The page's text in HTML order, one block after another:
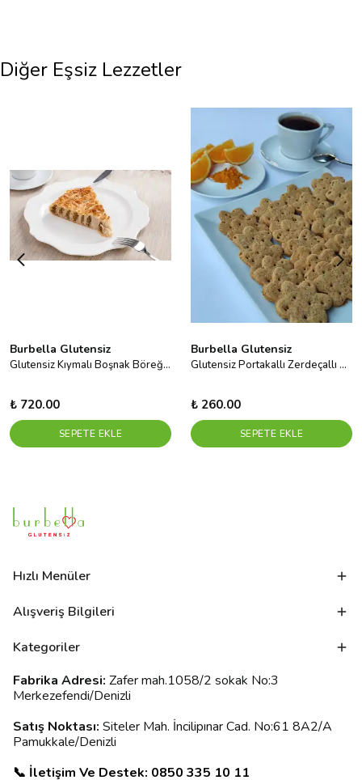
Diğer Eşsiz Lezzetler
Burbella Glutensiz
Glutensiz Kıymalı Boşnak Böreği 400 g
₺ 720.00
SEPETE EKLE
Burbella Glutensiz
Glutensiz Portakallı Zerdeçallı Bisküvi
₺ 260.00
SEPETE EKLE
Hızlı Menüler
Alışveriş Bilgileri
Kategoriler
Fabrika Adresi: Zafer mah.1058/2 sokak No:3
Merkezefendi/Denizli
Satış Noktası: Siteler Mah. İncilipınar Cad. No:61 8A2/A
Pamukkale/Denizli
📞 İletişim Ve Destek: 0850 335 10 11